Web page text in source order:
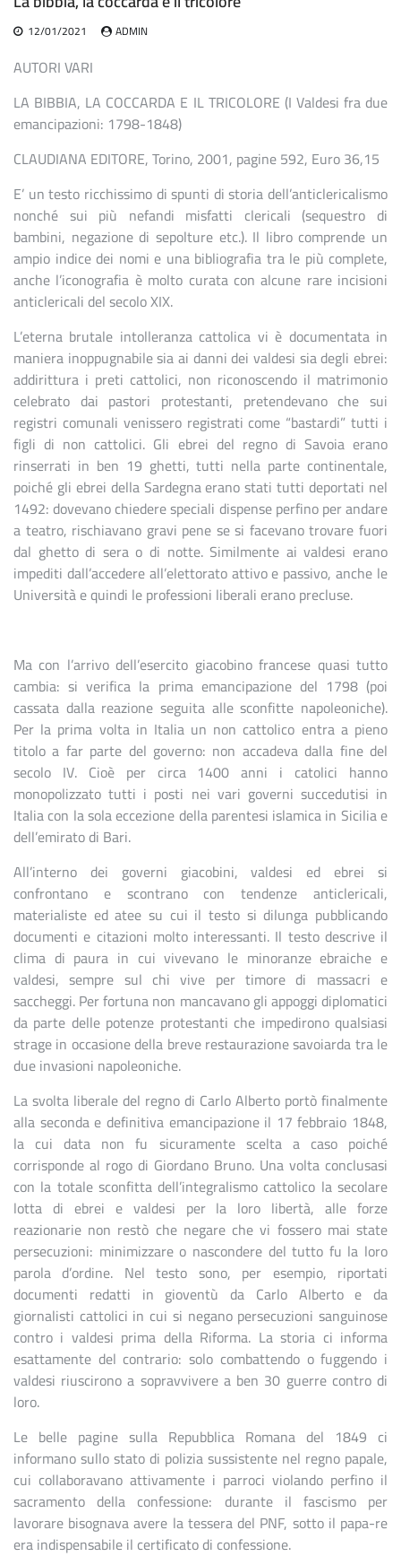
12/01/2021 ADMIN
AUTORI VARI
LA BIBBIA, LA COCCARDA E IL TRICOLORE (I Valdesi fra due
emancipazioni: 1798-1848)
CLAUDIANA EDITORE, Torino, 2001, pagine 592, Euro 36,15
E’ un testo ricchissimo di spunti di storia dell’anticlericalismo
nonché sui più nefandi misfatti clericali (sequestro di
bambini, negazione di sepolture etc.). Il libro comprende un
ampio indice dei nomi e una bibliografia tra le più complete,
anche l’iconografia è molto curata con alcune rare incisioni
anticlericali del secolo XIX.
L’eterna brutale intolleranza cattolica vi è documentata in
maniera inoppugnabile sia ai danni dei valdesi sia degli ebrei:
addirittura i preti cattolici, non riconoscendo il matrimonio
celebrato dai pastori protestanti, pretendevano che sui
registri comunali venissero registrati come “bastardi” tutti i
figli di non cattolici. Gli ebrei del regno di Savoia erano
rinserrati in ben 19 ghetti, tutti nella parte continentale,
poiché gli ebrei della Sardegna erano stati tutti deportati nel
1492: dovevano chiedere speciali dispense perfino per andare
a teatro, rischiavano gravi pene se si facevano trovare fuori
dal ghetto di sera o di notte. Similmente ai valdesi erano
impediti dall’accedere all’elettorato attivo e passivo, anche le
Università e quindi le professioni liberali erano precluse.
Ma con l’arrivo dell’esercito giacobino francese quasi tutto
cambia: si verifica la prima emancipazione del 1798 (poi
cassata dalla reazione seguita alle sconfitte napoleoniche).
Per la prima volta in Italia un non cattolico entra a pieno
titolo a far parte del governo: non accadeva dalla fine del
secolo IV. Cioè per circa 1400 anni i catolici hanno
monopolizzato tutti i posti nei vari governi succedutisi in
Italia con la sola eccezione della parentesi islamica in Sicilia e
dell’emirato di Bari.
All’interno dei governi giacobini, valdesi ed ebrei si
confrontano e scontrano con tendenze anticlericali,
materialiste ed atee su cui il testo si dilunga pubblicando
documenti e citazioni molto interessanti. Il testo descrive il
clima di paura in cui vivevano le minoranze ebraiche e
valdesi, sempre sul chi vive per timore di massacri e
saccheggi. Per fortuna non mancavano gli appoggi diplomatici
da parte delle potenze protestanti che impedirono qualsiasi
strage in occasione della breve restaurazione savoiarda tra le
due invasioni napoleoniche.
La svolta liberale del regno di Carlo Alberto portò finalmente
alla seconda e definitiva emancipazione il 17 febbraio 1848,
la cui data non fu sicuramente scelta a caso poiché
corrisponde al rogo di Giordano Bruno. Una volta conclusasi
con la totale sconfitta dell’integralismo cattolico la secolare
lotta di ebrei e valdesi per la loro libertà, alle forze
reazionarie non restò che negare che vi fossero mai state
persecuzioni: minimizzare o nascondere del tutto fu la loro
parola d’ordine. Nel testo sono, per esempio, riportati
documenti redatti in gioventù da Carlo Alberto e da
giornalisti cattolici in cui si negano persecuzioni sanguinose
contro i valdesi prima della Riforma. La storia ci informa
esattamente del contrario: solo combattendo o fuggendo i
valdesi riuscirono a sopravvivere a ben 30 guerre contro di
loro.
Le belle pagine sulla Repubblica Romana del 1849 ci
informano sullo stato di polizia sussistente nel regno papale,
cui collaboravano attivamente i parroci violando perfino il
sacramento della confessione: durante il fascismo per
lavorare bisognava avere la tessera del PNF, sotto il papa-re
era indispensabile il certificato di confessione.